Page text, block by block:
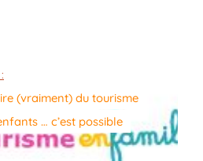
(vraiment) du tourisme
… c’est possible